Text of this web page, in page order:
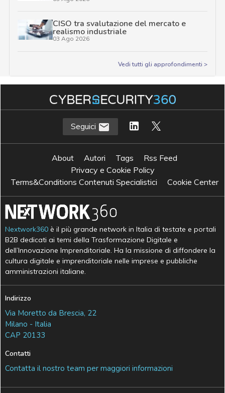
CISO tra svalutazione del mercato e
realismo industriale
03 Ago 2026
Vedi tutti gli approfondimenti >
Seguici
About Autori Tags
Rss Feed
Privacy e Cookie Policy
Terms&Conditions Contenuti Specialistici
Cookie Center
Nextwork360 è il più grande network in Italia di testate e portali
B2B dedicati ai temi della Trasformazione Digitale e
dell’Innovazione Imprenditoriale. Ha la missione di diffondere la
cultura digitale e imprenditoriale nelle imprese e pubbliche
amministrazioni italiane.
Indirizzo
Via Moretto da Brescia, 22
Milano - Italia
CAP 20133
Contatti
Contatta il nostro team per maggiori informazioni